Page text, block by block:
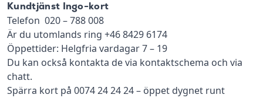
Kundtjänst Ingo-kort
Telefon 020 – 788 008
Är du utomlands ring +46 8429 6174
Öppettider: Helgfria vardagar 7 – 19
Du kan också kontakta de via kontaktschema och via
chatt.
Spärra kort på 0074 24 24 24 – öppet dygnet runt